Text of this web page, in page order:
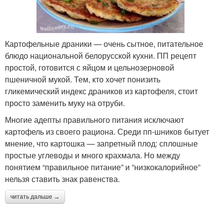
Картофельные драники — очень сытное, питательное
блюдо национальной белорусской кухни. ПП рецепт
простой, готовится с яйцом и цельнозерновой
пшеничной мукой. Тем, кто хочет понизить
гликемический индекс драников из картофеля, стоит
просто заменить муку на отруби.
Многие адепты правильного питания исключают
картофель из своего рациона. Среди пп-шников бытует
мнение, что картошка — запретный плод: сплошные
простые углеводы и много крахмала. Но между
понятием “правильное питание” и ”низкокалорийное”
нельзя ставить знак равенства.
читать дальше →